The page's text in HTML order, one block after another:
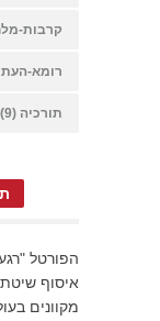
קרבות-
רומא-
תורכיה (9)
הפורטל
איסוף
מקוונים